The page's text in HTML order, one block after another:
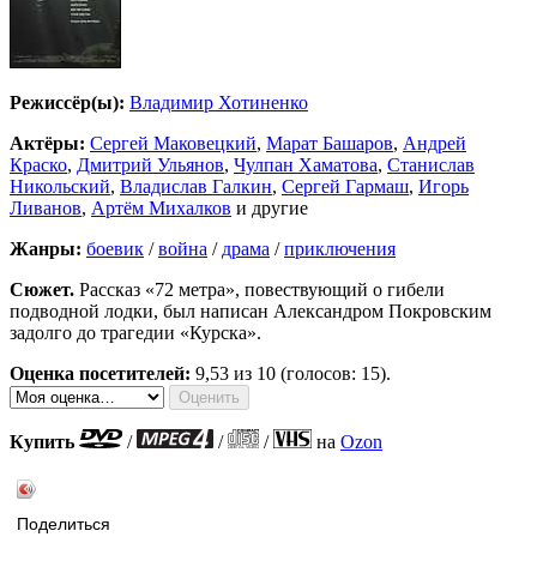
Режиссёр(ы): Владимир Хотиненко
Актёры: Сергей Маковецкий, Марат Башаров, Андрей
Краско, Дмитрий Ульянов, Чулпан Хаматова, Станислав
Никольский, Владислав Галкин, Сергей Гармаш, Игорь
Ливанов, Артём Михалков и другие
Жанры: боевик /война / драма /приключения
Сюжет. Рассказ «72 метра», повествующий о гибели
подводной лодки, был написан Александром Покровским
задолго до трагедии «Курска».
Оценка посетителей: 9,53 из 10 (голосов: 15).
Купить / / / наOzon
Поделиться